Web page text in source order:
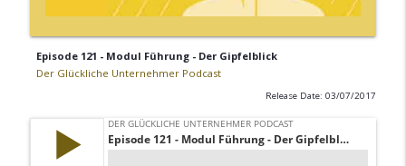
Episode 121 - Modul Führung - Der Gipfelblick
Der Glückliche Unternehmer Podcast
Release Date: 03/07/2017